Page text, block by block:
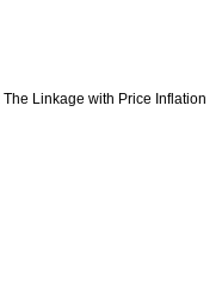
Linkage with Price Inflation